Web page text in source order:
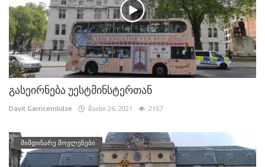
გასეირნება უესტმინსტერთან
Davit.Gamcemlidze მაისი 26, 2021 2157
მიმდინარე მოვლენები